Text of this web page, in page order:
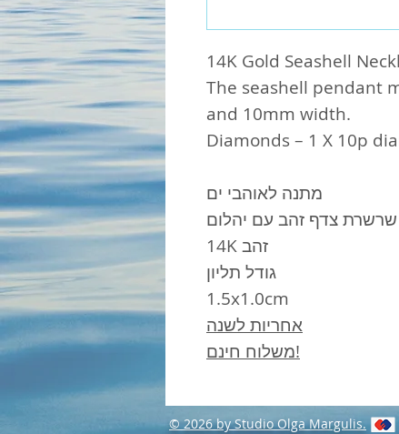
14K Gold Seashell
The seashell pendant
and 10mm width.
Diamonds – 1 X 10p
מתנה לאוהבי ים
שרשרת צדף זהב עם יהלום
גודל תליון
1.5x1.0cm
אחריות לשנה
משלוח חינם!
© 2026 by Studio Olga Margulis.